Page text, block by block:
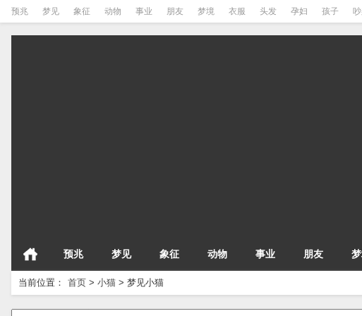
预兆 梦见 象征 动物 事业 朋友 梦境 衣服 头发 孕妇 孩子
预兆 梦见 象征 动物 事业 朋友
当前位置： 首页 > 小猫 > 梦见小猫